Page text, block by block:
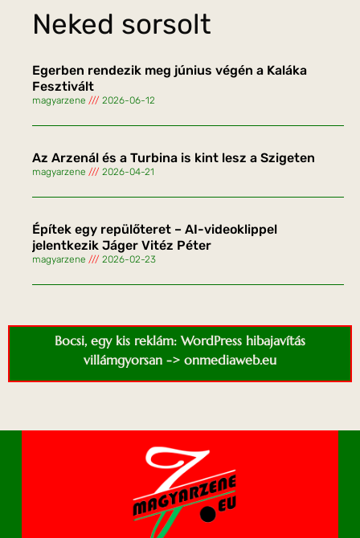
Neked sorsolt
Egerben rendezik meg június végén a Kaláka
Fesztivált
magyarzene 2026-06-12
Az Arzenál és a Turbina is kint lesz a Szigeten
magyarzene 2026-04-21
Építek egy repülőteret – AI-videoklippel
jelentkezik Jáger Vitéz Péter
magyarzene 2026-02-23
Bocsi, egy kis reklám: WordPress hibajavítás
villámgyorsan -> onmediaweb.eu